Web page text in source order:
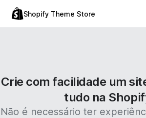
Shopify Theme Store
Crie com facilidade um
tudo na
Não é necessário ter